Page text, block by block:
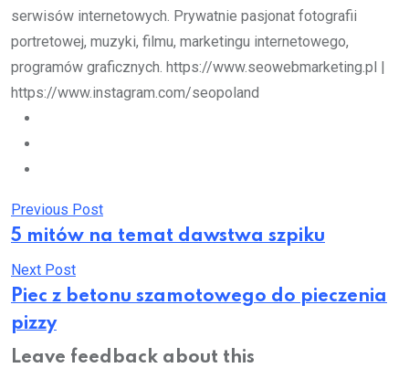
serwisów internetowych. Prywatnie pasjonat fotografii
portretowej, muzyki, filmu, marketingu internetowego,
programów graficznych. https://www.seowebmarketing.pl |
https://www.instagram.com/seopoland
Previous Post
5 mitów na temat dawstwa szpiku
Next Post
Piec z betonu szamotowego do pieczenia
pizzy
Leave feedback about this